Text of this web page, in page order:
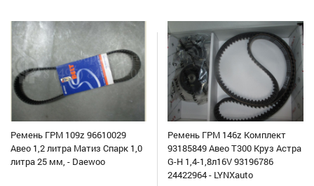
Ремень ГРМ 109z 96610029
Авео 1,2 литра Матиз Спарк 1,0
литра 25 мм, - Daewoo
Ремень ГРМ 146z Комплект
93185849 Авео Т300 Круз Астра
G-H 1,4-1,8л16V 93196786
24422964 - LYNXauto